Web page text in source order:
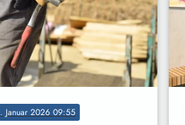
. Januar 2026 09:55